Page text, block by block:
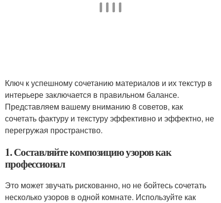
Ключ к успешному сочетанию материалов и их текстур в
интерьере заключается в правильном балансе.
Представляем вашему вниманию 8 советов, как
сочетать фактуру и текстуру эффективно и эффектно, не
перегружая пространство.
1. Составляйте композицию узоров как
профессионал
Это может звучать рискованно, но не бойтесь сочетать
несколько узоров в одной комнате. Используйте как